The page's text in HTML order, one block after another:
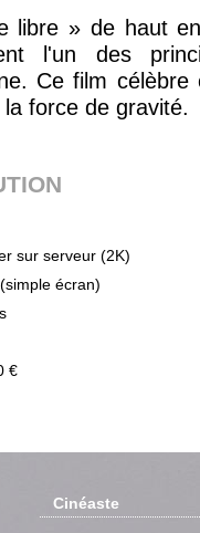
libre » de haut
l'un des
Ce film
force de gravité.
sur serveur (2K)
écran)
€
Cinéaste